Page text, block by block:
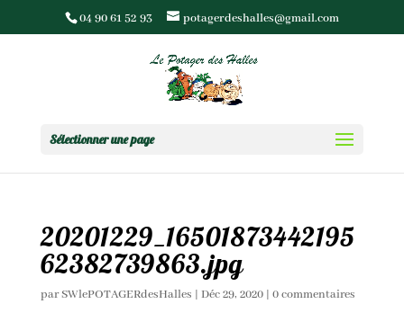
04 90 61 52 93 potagerdeshalles@gmail.com
Sélectionner une page
20201229_16501873442195
62382739863.jpg
parSWlePOTAGERdesHalles | Déc 29, 2020| 0 commentaires